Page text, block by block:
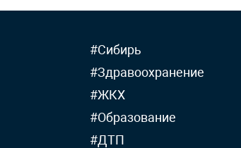
#Сибирь
#Здравоохранение
#ЖКХ
#Образование
#ДТП